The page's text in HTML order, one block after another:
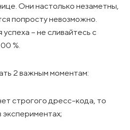
Они настолько незаметны,
попросту невозможно.
– не сливайтесь с
%.
2 важным моментам:
строгого дресс-кода, то
экспериментах;